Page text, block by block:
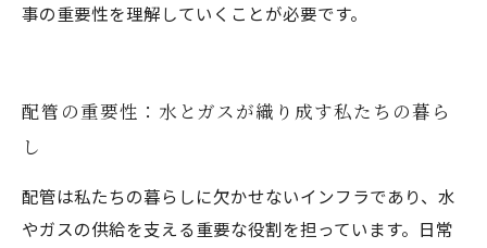
事の重要性を理解していくことが必要です。
配管の重要性：水とガスが織り成す私たちの暮ら
し
配管は私たちの暮らしに欠かせないインフラであり、水
やガスの供給を支える重要な役割を担っています。日常